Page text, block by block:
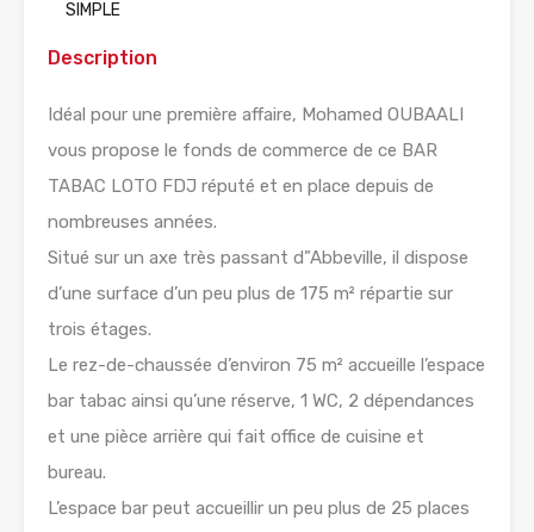
SIMPLE
Description
Idéal pour une première affaire, Mohamed OUBAALI
vous propose le fonds de commerce de ce BAR
TABAC LOTO FDJ réputé et en place depuis de
nombreuses années.
Situé sur un axe très passant d”Abbeville, il dispose
d’une surface d’un peu plus de 175 m² répartie sur
trois étages.
Le rez-de-chaussée d’environ 75 m² accueille l’espace
bar tabac ainsi qu’une réserve, 1 WC, 2 dépendances
et une pièce arrière qui fait office de cuisine et
bureau.
L’espace bar peut accueillir un peu plus de 25 places